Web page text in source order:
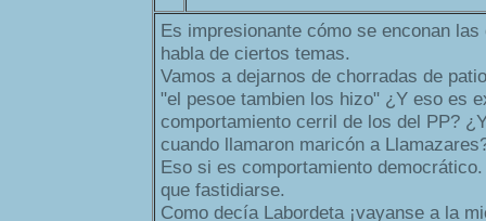
Es impresionante cómo se enconan
habla de ciertos temas.
Vamos a dejarnos de chorradas de
"el pesoe tambien los hizo" ¿Y eso es
comportamiento cerril de los del PP?
cuando llamaron maricón a
Eso si es comportamiento
que fastidiarse.
Como decía Labordeta ¡vayanse a la